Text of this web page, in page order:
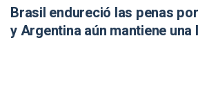
Brasil endureció las penas
y Argentina aún mantiene una